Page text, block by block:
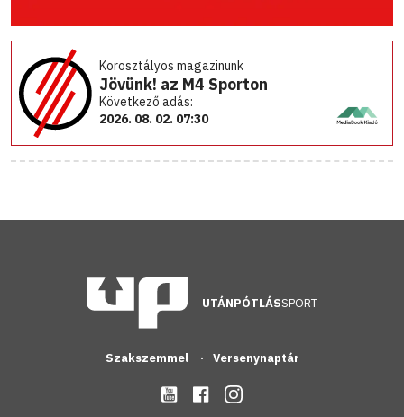
Korosztályos magazinunk
Jövünk! az M4 Sporton
Következő adás:
2026. 08. 02. 07:30
UTÁNPÓTLÁSSPORT
Szakszemmel Versenynaptár